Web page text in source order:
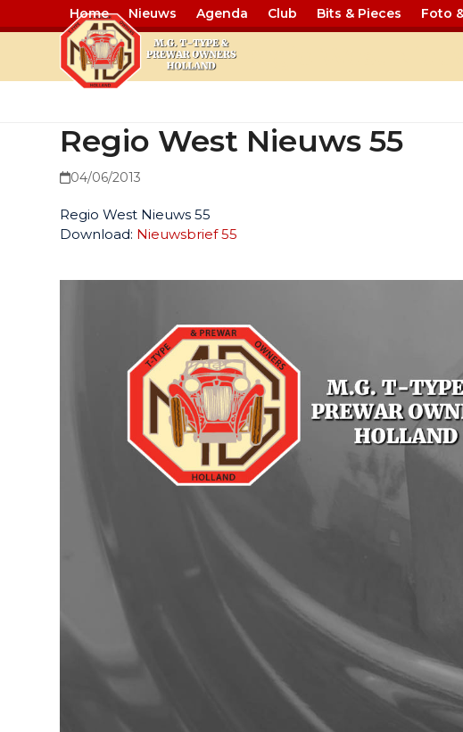
Home Nieuws Agenda Club Bits & Pieces Foto
Regio West Nieuws 55
04/06/2013
Regio West Nieuws 55
Download: Nieuwsbrief 55